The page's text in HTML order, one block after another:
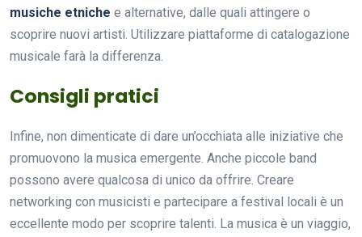
musiche etniche e alternative, dalle quali attingere o
scoprire nuovi artisti. Utilizzare piattaforme di catalogazione
musicale farà la differenza.
Consigli pratici
Infine, non dimenticate di dare un’occhiata alle iniziative che
promuovono la musica emergente. Anche piccole band
possono avere qualcosa di unico da offrire. Creare
networking con musicisti e partecipare a festival locali è un
eccellente modo per scoprire talenti. La musica è un viaggio,